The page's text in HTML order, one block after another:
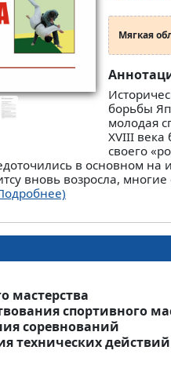
Мягкая
борьбы
молодая
XVIII века
своего
в основном
вновь возросла,
мастерства
спортивного
соревнований
технических действий